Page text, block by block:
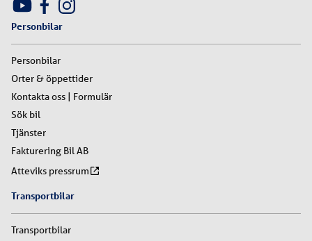
Personbilar
Personbilar
Orter & öppettider
Kontakta oss | Formulär
Sök bil
Tjänster
Fakturering Bil AB
Atteviks pressrum
Transportbilar
Transportbilar